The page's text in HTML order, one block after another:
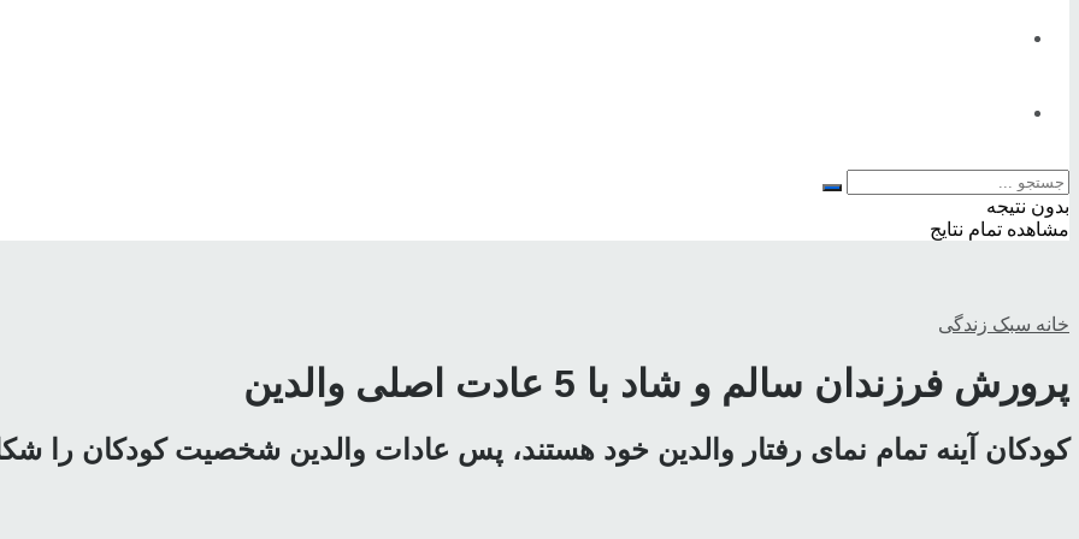
مطالب شاخص
بدون نتیجه
مشاهده تمام نتایج
خانه سبک زندگی
پرورش فرزندان سالم و شاد با 5 عادت اصلی والدین
کودکان آینه تمام نمای رفتار والدین خود هستند، پس عادات والدین شخصیت کودکان را